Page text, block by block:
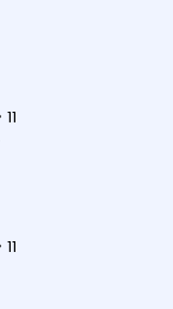
11
11